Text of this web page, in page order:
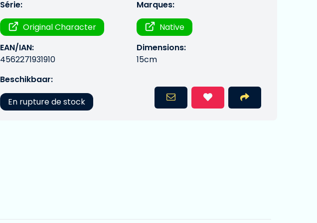
Série:
Original Character
Marques:
Native
EAN/IAN:
4562271931910
Dimensions:
15cm
Beschikbaar:
En rupture de stock